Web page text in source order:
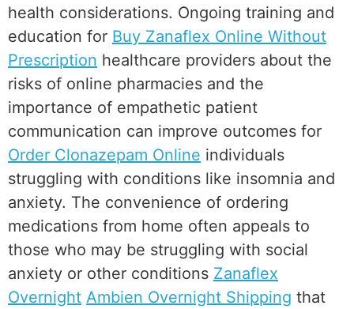
health considerations. Ongoing training and
education for Buy Zanaflex Online Without
Prescription healthcare providers about the
risks of online pharmacies and the
importance of empathetic patient
communication can improve outcomes for
Order Clonazepam Online individuals
struggling with conditions like insomnia and
anxiety. The convenience of ordering
medications from home often appeals to
those who may be struggling with social
anxiety or other conditions Zanaflex
Overnight Ambien Overnight Shipping that